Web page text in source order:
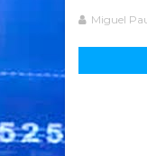
Miguel